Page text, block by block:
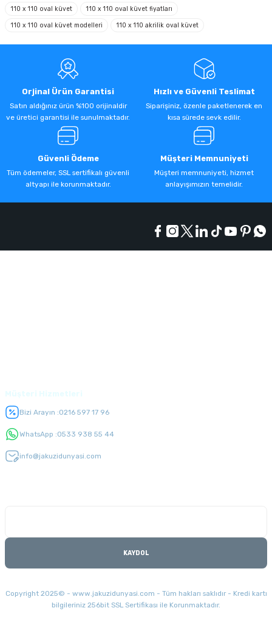
110 x 110 oval küvet 110 x 110 oval küvet fiyatları
110 x 110 oval küvet modelleri 110 x 110 akrilik oval küvet
Orjinal Ürün Garantisi
Satın aldığınız ürün %100 orijinaldir
ve üretici garantisi ile sunulmaktadır.
Hızlı ve Güvenli Teslimat
Siparişiniz, özenle paketlenerek en
kısa sürede sevk edilir.
Güvenli Ödeme
Tüm ödemeler, SSL sertifikalı güvenli
altyapı ile korunmaktadır.
Müşteri Memnuniyeti
Müşteri memnuniyeti, hizmet
anlayışımızın temelidir.
Bizi Arayın :0216 597 17 96
WhatsApp :0533 938 55 44
info@jakuzidunyasi.com
KAYDOL
Copyright 2025© - www.jakuzidunyasi.com - Tüm hakları saklıdır - Kredi kartı
bilgileriniz 256bit SSL Sertifikası ile Korunmaktadır.